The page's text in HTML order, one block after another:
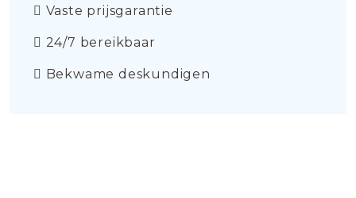
Vaste prijsgarantie
24/7 bereikbaar
Bekwame deskundigen